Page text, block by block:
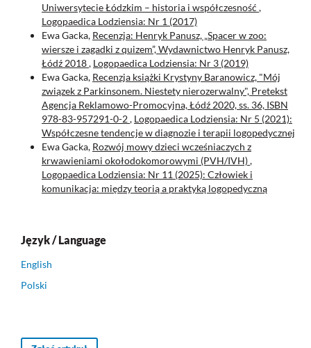
Uniwersytecie Łódzkim – historia i współczesność ,
Logopaedica Lodziensia: Nr 1 (2017)
Ewa Gacka, Recenzja: Henryk Panusz, „Spacer w zoo:
wiersze i zagadki z quizem”, Wydawnictwo Henryk Panusz,
Łódź 2018, Logopaedica Lodziensia: Nr 3 (2019)
Ewa Gacka, Recenzja książki Krystyny Baranowicz, "Mój
związek z Parkinsonem. Niestety nierozerwalny", Pretekst
Agencja Reklamowo-Promocyjna, Łódź 2020, ss. 36, ISBN
978-83-957291-0-2, Logopaedica Lodziensia: Nr 5 (2021):
Współczesne tendencje w diagnozie i terapii logopedycznej
Ewa Gacka, Rozwój mowy dzieci wcześniaczych z
krwawieniami okołodokomorowymi (PVH/IVH),
Logopaedica Lodziensia: Nr 11 (2025): Człowiek i
komunikacja: między teorią a praktyką logopedyczną
Język / Language
English
Polski